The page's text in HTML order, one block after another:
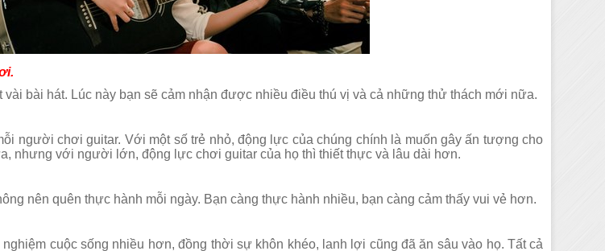
vài bài hát. Lúc này bạn sẽ cảm nhận được nhiều điều thú vị và cả những thử thách mới nữa.
người chơi guitar. Với một số trẻ nhỏ, động lực của chúng chính là muốn gây ấn tượng cho
nhưng với người lớn, động lực chơi guitar của họ thì thiết thực và lâu dài hơn.
nên quên thực hành mỗi ngày. Bạn càng thực hành nhiều, bạn càng cảm thấy vui vẻ hơn.
cuộc sống nhiều hơn, đồng thời sự khôn khéo, lanh lợi cũng đã ăn sâu vào họ. Tất cả